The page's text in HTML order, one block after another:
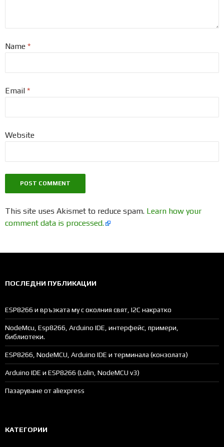
Name *
Email *
Website
This site uses Akismet to reduce spam. Learn how your
comment data is processed.
ПОСЛЕДНИ ПУБЛИКАЦИИ
ESP8266 и връзката му с околния свят, I2C накратко
NodeMcu, Esp8266, Arduino IDE, интерфейс, примери,
библиотеки.
ESP8266, NodeMCU, Arduino IDE и терминала (конзолата)
Arduino IDE и ESP8266 (Lolin, NodeMCU v3)
Пазаруване от aliexpress
КАТЕГОРИИ